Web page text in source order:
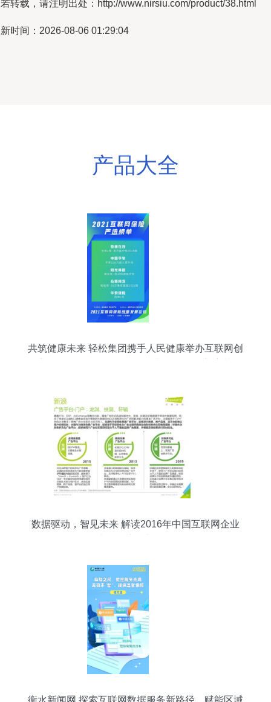
转载，请注明出处：http://www.nirsiu.com/product/38.html
时间：2026-08-06 01:29:04
产品大全
共筑健康未来 轻松集团携手人民健康举办互联网创
数据驱动，智见未来 解读2016年中国互联网企业
衡水新闻网 探索互联网数据服务新路径，赋能区域